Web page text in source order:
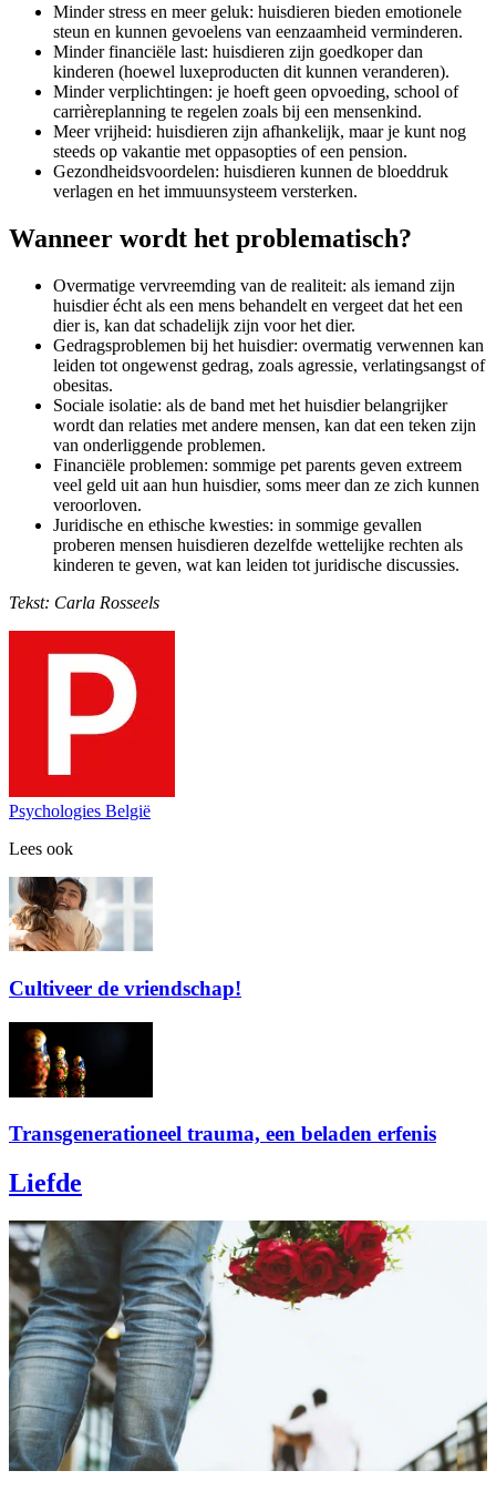
Minder stress en meer geluk: huisdieren bieden emotionele
steun en kunnen gevoelens van eenzaamheid verminderen.
Minder financiële last: huisdieren zijn goedkoper dan
kinderen (hoewel luxeproducten dit kunnen veranderen).
Minder verplichtingen: je hoeft geen opvoeding, school of
carrièreplanning te regelen zoals bij een mensenkind.
Meer vrijheid: huisdieren zijn afhankelijk, maar je kunt nog
steeds op vakantie met oppasopties of een pension.
Gezondheidsvoordelen: huisdieren kunnen de bloeddruk
verlagen en het immuunsysteem versterken.
Wanneer wordt het problematisch?
Overmatige vervreemding van de realiteit: als iemand zijn
huisdier écht als een mens behandelt en vergeet dat het een
dier is, kan dat schadelijk zijn voor het dier.
Gedragsproblemen bij het huisdier: overmatig verwennen kan
leiden tot ongewenst gedrag, zoals agressie, verlatingsangst of
obesitas.
Sociale isolatie: als de band met het huisdier belangrijker
wordt dan relaties met andere mensen, kan dat een teken zijn
van onderliggende problemen.
Financiële problemen: sommige pet parents geven extreem
veel geld uit aan hun huisdier, soms meer dan ze zich kunnen
veroorloven.
Juridische en ethische kwesties: in sommige gevallen
proberen mensen huisdieren dezelfde wettelijke rechten als
kinderen te geven, wat kan leiden tot juridische discussies.
Tekst: Carla Rosseels
Psychologies België
Lees ook
Cultiveer de vriendschap!
Transgenerationeel trauma, een beladen erfenis
Liefde